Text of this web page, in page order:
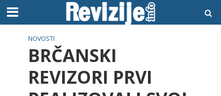
NOVOSTI
BRČANSKI
REVIZORI PRVI